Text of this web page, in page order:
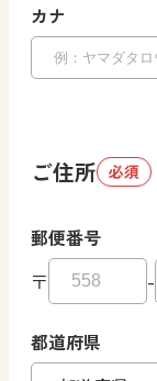
カナ
ご住所 必須
郵便番号
〒
-
都道府県